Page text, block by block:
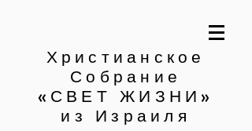
Христианское
Собрание
«СВЕТ ЖИЗНИ»
из Израиля